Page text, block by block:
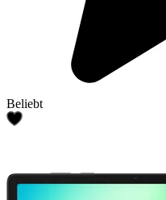
Beliebt